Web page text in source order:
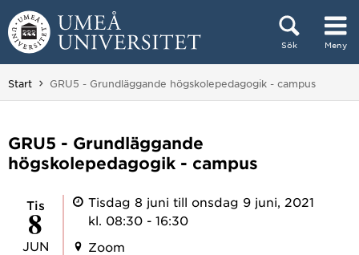
Hoppa direkt till innehållet
Sök Meny
Huvudmenyn dold.
Start Du är här:
GRU5 - Grundläggande högskolepedagogik - campus
GRU5 - Grundläggande
högskolepedagogik - campus
tis
8
JUN
Tisdag 8 juni till onsdag 9 juni, 2021
kl. 08:30 - 16:30
Zoom